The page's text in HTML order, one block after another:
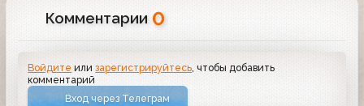
Комментарии 0
Войдите илизарегистрируйтесь , чтобы добавить
комментарий
Вход через Телеграм